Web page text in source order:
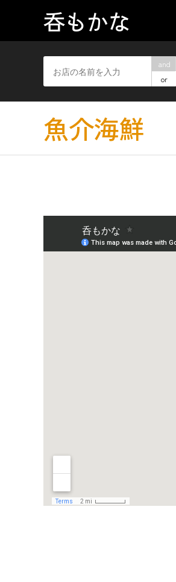
呑もかな
and
or
魚介海鮮